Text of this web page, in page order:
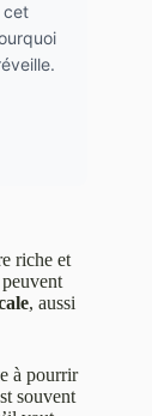
cet
riche et
, aussi
à pourrir
souvent